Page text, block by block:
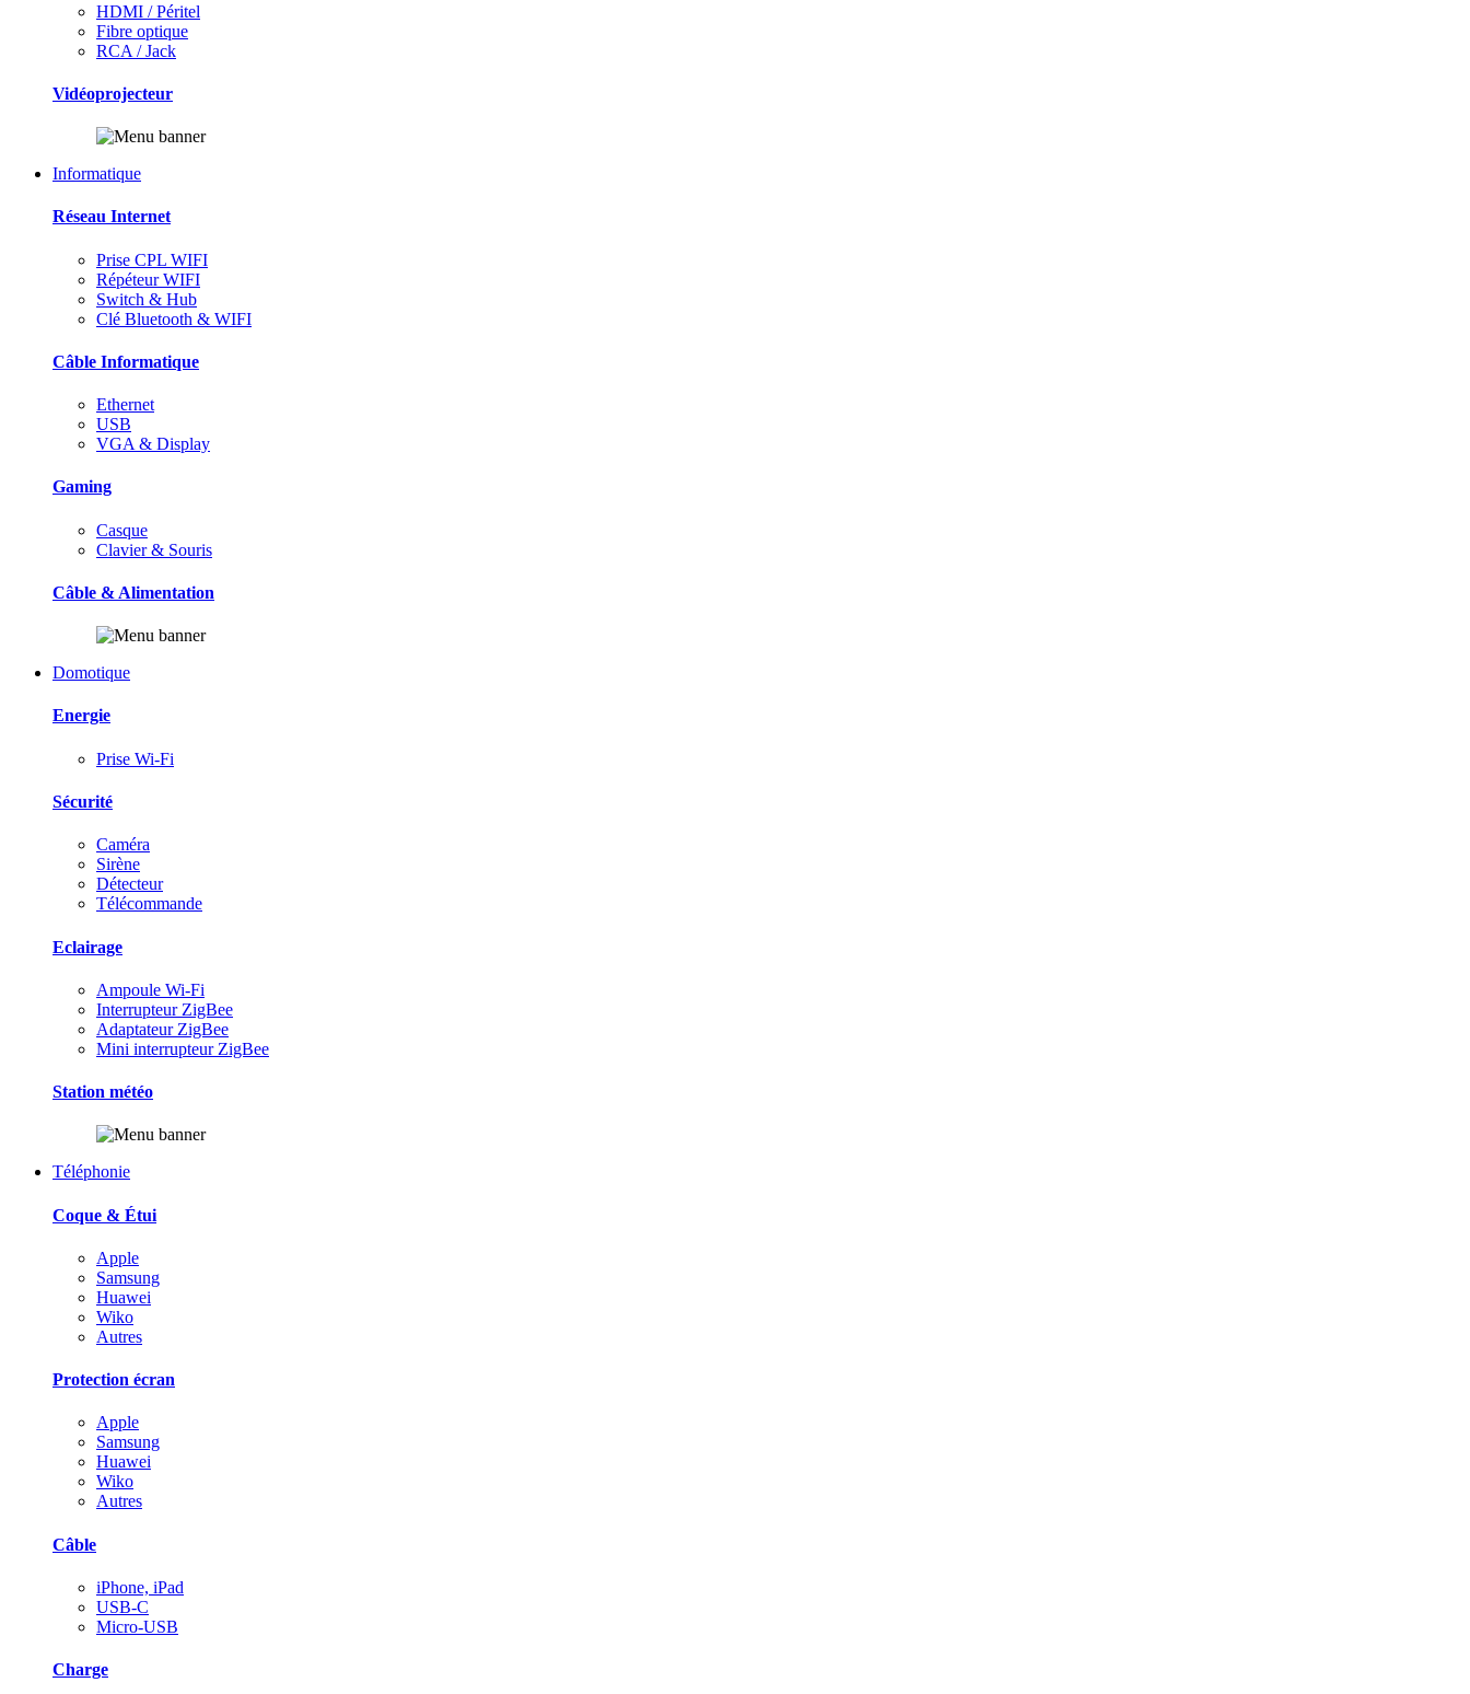
HDMI / Péritel
Fibre optique
RCA / Jack
Vidéoprojecteur
Informatique
Réseau Internet
Prise CPL WIFI
Répéteur WIFI
Switch & Hub
Clé Bluetooth & WIFI
Câble Informatique
Ethernet
USB
VGA & Display
Gaming
Casque
Clavier & Souris
Câble & Alimentation
Domotique
Energie
Prise Wi-Fi
Sécurité
Caméra
Sirène
Détecteur
Télécommande
Eclairage
Ampoule Wi-Fi
Interrupteur ZigBee
Adaptateur ZigBee
Mini interrupteur ZigBee
Station météo
Téléphonie
Coque & Étui
Apple
Samsung
Huawei
Wiko
Autres
Protection écran
Apple
Samsung
Huawei
Wiko
Autres
Câble
iPhone, iPad
USB-C
Micro-USB
Charge